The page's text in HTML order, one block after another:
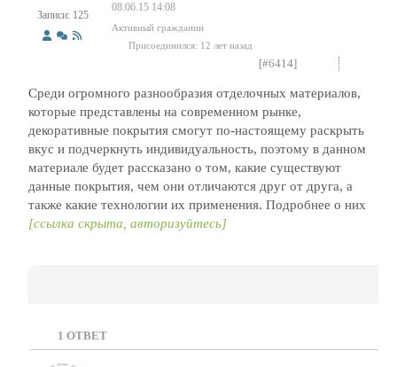
Записи: 125
08.06.15 14:08
Активный гражданин
Присоединился: 12 лет назад
[#6414]
Среди огромного разнообразия отделочных материалов,
которые представлены на современном рынке,
декоративные покрытия смогут по-настоящему раскрыть
вкус и подчеркнуть индивидуальность, поэтому в данном
материале будет рассказано о том, какие существуют
данные покрытия, чем они отличаются друг от друга, а
также какие технологии их применения. Подробнее о них
[ссылка скрыта, авторизуйтесь]
1 ОТВЕТ